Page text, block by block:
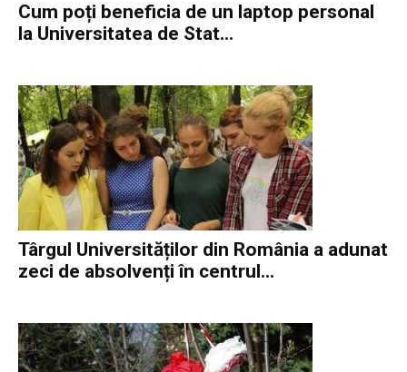
Cum poți beneficia de un laptop personal
la Universitatea de Stat...
Târgul Universităților din România a adunat
zeci de absolvenți în centrul...